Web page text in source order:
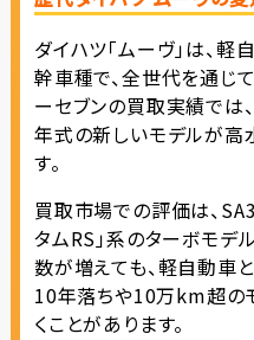
ダイハツ「ムーヴ」は、
幹車種で、全世代を通じ
ーセブンの買取実績では
年式の新しいモデルが高
す。
買取市場での評価は、
タムRS」系のターボモデ
数が増えても、軽自動車
10年落ちや10万km超の
くことがあります。